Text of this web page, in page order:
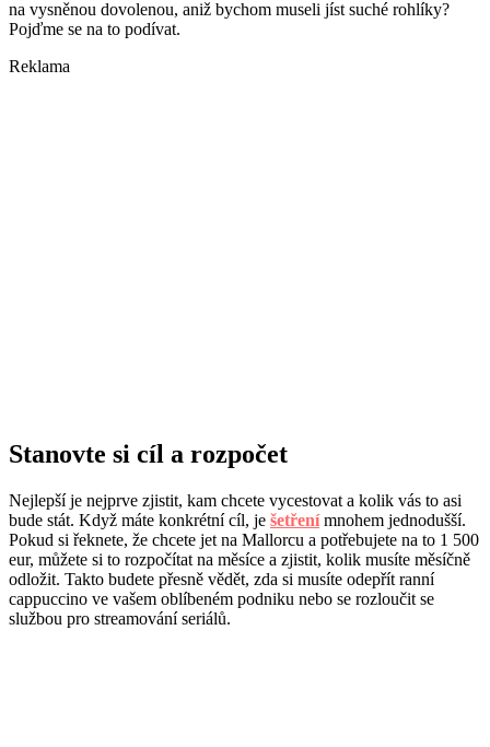
na vysněnou dovolenou, aniž bychom museli jíst suché rohlíky?
Pojďme se na to podívat.
Reklama
Stanovte si cíl a rozpočet
Nejlepší je nejprve zjistit, kam chcete vycestovat a kolik vás to asi
bude stát. Když máte konkrétní cíl, je šetřenímnohem jednodušší.
Pokud si řeknete, že chcete jet na Mallorcu a potřebujete na to 1 500
eur, můžete si to rozpočítat na měsíce a zjistit, kolik musíte měsíčně
odložit. Takto budete přesně vědět, zda si musíte odepřít ranní
cappuccino ve vašem oblíbeném podniku nebo se rozloučit se
službou pro streamování seriálů.